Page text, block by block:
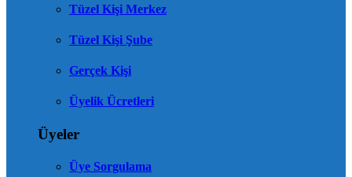
Tüzel Kişi Merkez
Tüzel Kişi Şube
Gerçek Kişi
Üyelik Ücretleri
Üyeler
Üye Sorgulama